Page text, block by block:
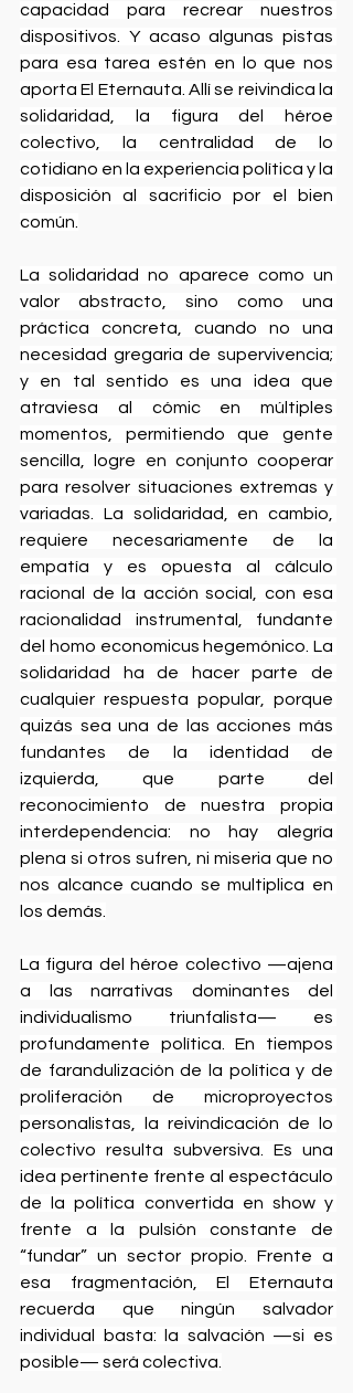
capacidad para recrear nuestros
dispositivos. Y acaso algunas pistas
para esa tarea estén en lo que nos
aporta El Eternauta. Allí se reivindica la
solidaridad, la figura del héroe
colectivo, la centralidad de lo
cotidiano en la experiencia política y la
disposición al sacrificio por el bien
común.
La solidaridad no aparece como un
valor abstracto, sino como una
práctica concreta, cuando no una
necesidad gregaria de supervivencia;
y en tal sentido es una idea que
atraviesa al cómic en múltiples
momentos, permitiendo que gente
sencilla, logre en conjunto cooperar
para resolver situaciones extremas y
variadas. La solidaridad, en cambio,
requiere necesariamente de la
empatía y es opuesta al cálculo
racional de la acción social, con esa
racionalidad instrumental, fundante
del homo economicus hegemónico. La
solidaridad ha de hacer parte de
cualquier respuesta popular, porque
quizás sea una de las acciones más
fundantes de la identidad de
izquierda, que parte del
reconocimiento de nuestra propia
interdependencia: no hay alegría
plena si otros sufren, ni miseria que no
nos alcance cuando se multiplica en
los demás.
La figura del héroe colectivo —ajena
a las narrativas dominantes del
individualismo triunfalista— es
profundamente política. En tiempos
de farandulización de la política y de
proliferación de microproyectos
personalistas, la reivindicación de lo
colectivo resulta subversiva. Es una
idea pertinente frente al espectáculo
de la política convertida en show y
frente a la pulsión constante de
“fundar” un sector propio. Frente a
esa fragmentación, El Eternauta
recuerda que ningún salvador
individual basta: la salvación —si es
posible— será colectiva.